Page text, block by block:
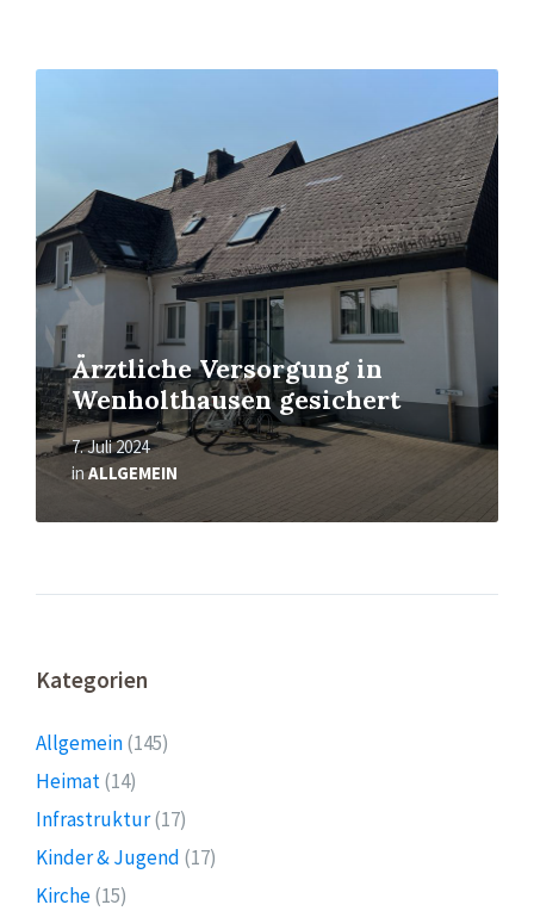
Ärztliche Versorgung in
Wenholthausen gesichert
7. Juli 2024
inALLGEMEIN
Mehr
Kategorien
Allgemein(145)
Heimat(14)
Infrastruktur(17)
Kinder & Jugend (17)
Kirche(15)